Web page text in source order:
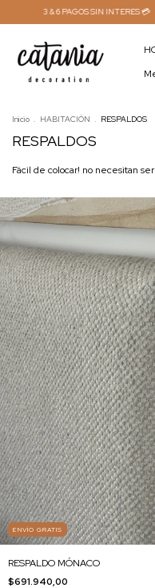
15 % DTO POR
Inicio . HABITACIÓN . RESPALDOS
RESPALDOS
Fácil de colocar! no necesitan
ENVÍO GRATIS
RESPALDO MÓNACO
$691.940,00